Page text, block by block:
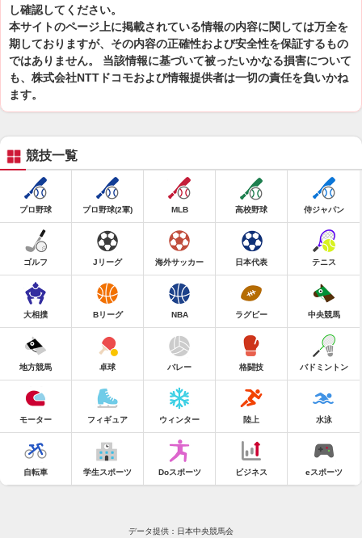
し確認してください。
本サイトのページ上に掲載されている情報の内容に関しては万全を
期しておりますが、その内容の正確性および安全性を保証するもの
ではありません。 当該情報に基づいて被ったいかなる損害について
も、株式会社NTTドコモおよび情報提供者は一切の責任を負いかね
ます。
競技一覧
プロ野球 プロ野球(2軍) MLB 高校野球 侍ジャパン
ゴルフ Jリーグ 海外サッカー 日本代表 テニス
大相撲 Bリーグ NBA ラグビー 中央競馬
地方競馬 卓球 バレー 格闘技 バドミントン
モーター フィギュア ウィンター 陸上 水泳
自転車 学生スポーツ Doスポーツ ビジネス eスポーツ
データ提供：日本中央競馬会